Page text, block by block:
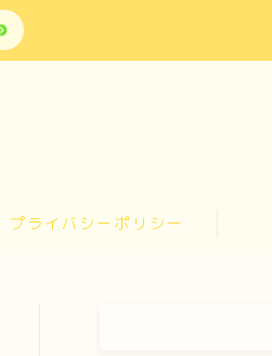
プライバシーポリシー